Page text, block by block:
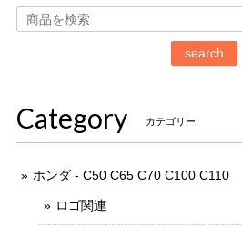
search
Category カテゴリー
ホンダ - C50 C65 C70 C100 C110
ロゴ関連